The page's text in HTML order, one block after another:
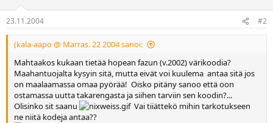
23.11.2004 #2
(kala-aapo @ Marras. 22 2004 sanoi:
Mahtaakos kukaan tietää hopean fazun (v.2002) värikoodia?
Maahantuojalta kysyin sitä, mutta eivät voi kuulema antaa sitä jos
on maalaamassa omaa pyörää! Oisko pitäny sanoo että oon
ostamassa uutta takarengasta ja siihen tarviin sen koodin?...
Olisinko sit saanu
Vai tiiättekö mihin tarkotukseen
ne niitä kodeja antaa??